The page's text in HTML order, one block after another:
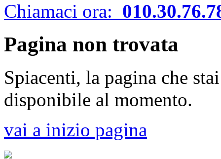
Chiamaci ora:
Pagina non trovata
Spiacenti, la pagina che
disponibile al momento.
vai a inizio pagina